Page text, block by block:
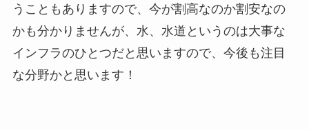
うこともありますので、今が割高なのか割安なの
かも分かりませんが、水、水道というのは大事な
インフラのひとつだと思いますので、今後も注目
な分野かと思います！